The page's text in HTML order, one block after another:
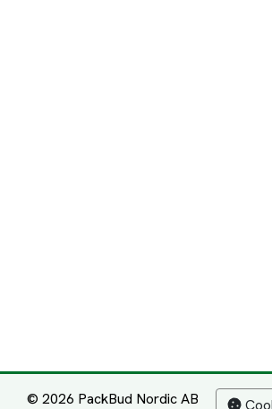
© 2026 PackBud Nordic AB